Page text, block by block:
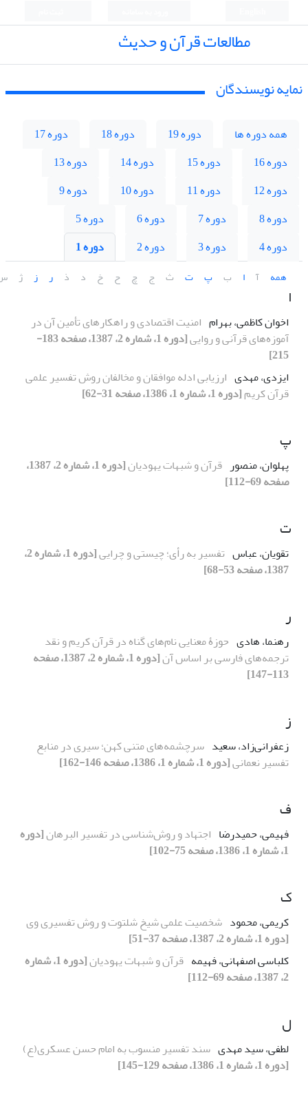
مطالعات قرآن و حدیث
نمایه نویسندگان
همه دوره ها دوره 19 دوره 18
دوره 17
دوره 16
دوره 15 دوره 14
دوره 13
دوره 12
دوره 11 دوره 10
دوره 9
دوره 8
دوره 7 دوره 6
دوره 5
دوره 4
دوره 3 دوره 2 دوره 1
همه آ ا ب پ ت ث ج چ ح خ د ذ ر ز ژ
ا
اخوان کاظمی، بهرام امنیت اقتصادی و راهکارهای تأمین آن در
آموزه‌های قرآنی و روایی
[دوره 1، شماره 2، 1387، صفحه 183-
215]
ایزدی، مهدی ارزیابی ادله موافقان و مخالفان روش تفسیر علمی
قرآن کریم[دوره 1، شماره 1، 1386، صفحه 31-62]
پ
پهلوان، منصور قرآن و شبهات یهودیان
[دوره 1، شماره 2، 1387،
صفحه 69-112]
ت
تقویان، عباس تفسیر به رأی؛ چیستی و چرایی
[دوره 1، شماره 2،
1387، صفحه 53-68]
ر
رهنما، هادی حوزۀ معنایی نام‌های گناه در قرآن کریم و نقد
ترجمه‌های فارسی بر اساس آن
[دوره 1، شماره 2، 1387، صفحه
113-147]
ز
زعفرانی‌‌‌‌‌‌‌‌زاد، سعید سرچشمه‌‌‌‌‌‌‌‌های متنی کهن؛ سیری در منابع
تفسیر نعمانی[دوره 1، شماره 1، 1386، صفحه 146-162]
ف
فهیمی‌‌‌‌‌‌‌‌‌‌‌‌‌‌‌‌‌‌‌‌‌‌‌‌‌‌‌‌‌‌، حمیدرضا اجتهاد و روش‌‌‌‌‌‌‌‌‌‌‌‌‌‌‌‌‌‌‌‌‌‌‌‌‌‌‌‌‌‌‌‌شناسی در تفسیر البرهان[دوره
1، شماره 1، 1386، صفحه 75-102]
ک
کریمی، محمود شخصیت علمی شیخ شلتوت و روش تفسیری وی
[دوره 1، شماره 2، 1387، صفحه 37-51]
کلباسی اصفهانی، فهیمه قرآن و شبهات یهودیان
[دوره 1، شماره
2، 1387، صفحه 69-112]
ل
لطفی، سید مهدی سند تفسیر منسوب به امام حسن عسکری(ع)
[دوره 1، شماره 1، 1386، صفحه 129-145]